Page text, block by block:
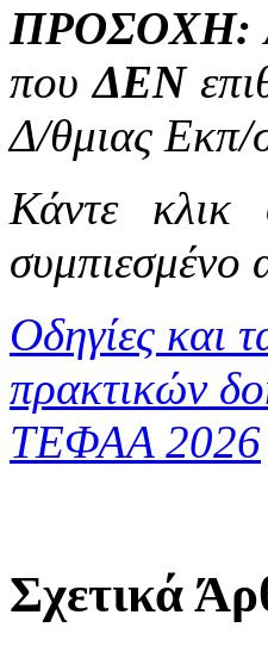
ΠΡΟΣΟΧΗ:
πουΔΕΝ
Δ/θμιας Εκπ/
Κάντε κλικ
συμπιεσμένο
Οδηγίες και
πρακτικών
ΤΕΦΑΑ 2026
Σχετικά